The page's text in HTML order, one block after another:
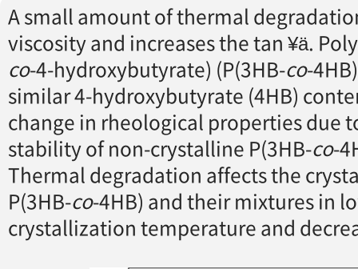
A small amount of thermal
viscosity and increases the tan ¥ä.
co-4-hydroxybutyrate) (P(3HB-co-
similar 4-hydroxybutyrate (4HB)
change in rheological properties due
stability of non-crystalline P(3HB-co-
Thermal degradation affects the
P(3HB-co-4HB) and their mixtures in
crystallization temperature and